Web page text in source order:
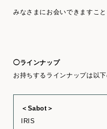
みなさまにお会いできますこ
◯ラインナップ
お持ちするラインナップは以下
＜Sabot＞
IRIS